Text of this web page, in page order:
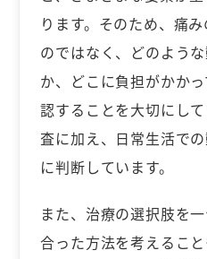
ります。そのため、痛
のではなく、どのよう
か、どこに負担がかか
認することを大切にし
査に加え、日常生活で
に判断しています。
また、治療の選択肢を
合った方法を考えるこ